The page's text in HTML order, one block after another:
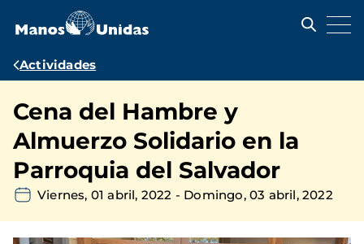
contenido
Ruta
navegación
Actividades
Cena del Hambre y
Almuerzo Solidario en la
Parroquia del Salvador
Viernes, 01 abril, 2022 - Domingo, 03 abril, 2022